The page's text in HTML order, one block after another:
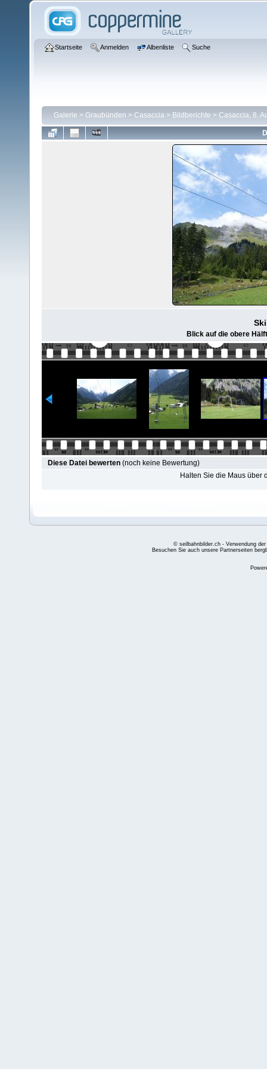
Startseite Anmelden Albenliste Suche
Galerie > Graubünden > Casaccia > Bildberichte > Casaccia, 8.
Blick auf die obere
Diese Datei bewerten (noch keine Bewertung)
Halten Sie die Maus über
© seilbahnbilder.ch - Verwendung
Besuchen Sie auch unsere Partnerseiten